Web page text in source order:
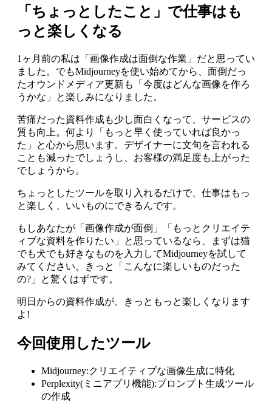
「ちょっとしたこと」で仕事はも
っと楽しくなる
1ヶ月前の私は「画像作成は面倒な作業」だと思ってい
ました。でもMidjourneyを使い始めてから、面倒だっ
たオウンドメディア更新も「今度はどんな画像を作ろ
うかな」と楽しみになりました。
苦痛だった資料作成も少し面白くなって、サービスの
質も向上。何より「もっと早く使っていれば良かっ
た」と心から思います。デザイナーに文句を言われる
ことも減ったでしょうし、お客様の満足度も上がった
でしょうから。
ちょっとしたツールを取り入れるだけで、仕事はもっ
と楽しく、いいものにできるんです。
もしあなたが「画像作成が面倒」「もっとクリエイテ
ィブな資料を作りたい」と思っているなら、まずは猫
でも犬でも好きなものを入力してMidjourneyを試して
みてください。きっと「こんなに楽しいものだった
の?」と驚くはずです。
明日からの資料作成が、きっともっと楽しくなります
よ!
今回使用したツール
Midjourney:クリエイティブな画像生成に特化
Perplexity(ミニアプリ機能):プロンプト生成ツール
の作成